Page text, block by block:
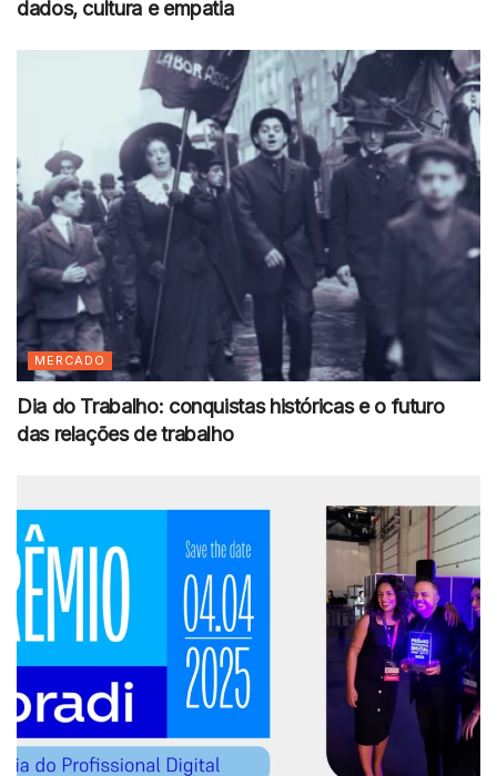
dados, cultura e empatia
MERCADO
Dia do Trabalho: conquistas históricas e o futuro
das relações de trabalho